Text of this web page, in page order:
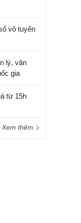
vô tuyến
lý, vận
gia
từ 15h
Xem thêm